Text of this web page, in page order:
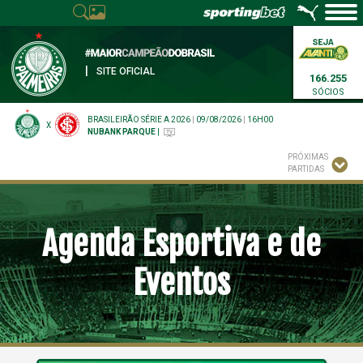
SITE OFICIAL
166.255
SÓCIOS
X
BRASILEIRÃO SÉRIE A 2026 09/08/2026
16H00
NUBANK PARQUE
PRÓXIMAS
PARTIDAS
Agenda Esportiva e de
Eventos